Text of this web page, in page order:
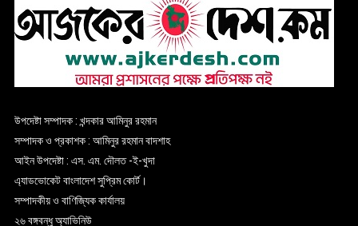
উপদেষ্টা সম্পাদক : খন্দকার আমিনুর রহমান
সম্পাদক ও প্রকাশক : আমিনুর রহমান বাদশাহ
আইন উপদেষ্টা : এস. এম. দৌলত -ই-খুদা
এ্যাডভোকেট বাংলাদেশ সুপ্রিম কোর্ট।
সম্পাদকীয় ও বাণিজ্যিক কার্যালয়
২৬ বঙ্গবন্ধু অ্যাভিনিউ